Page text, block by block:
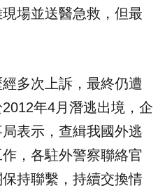
場並送醫急救，但最
多次上訴，最終仍遭
年4月潛逃出境，企
表示，查緝我國外逃
，各駐外警察聯絡官
持聯繫，持續交換情